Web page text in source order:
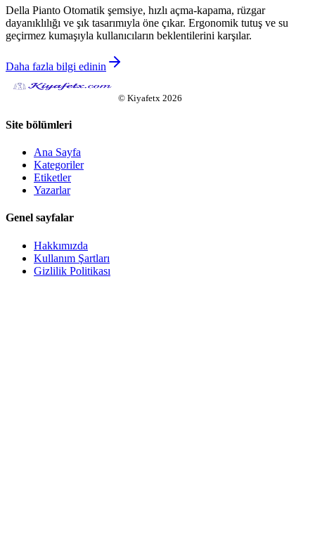
Della Pianto Otomatik şemsiye, hızlı açma-kapama, rüzgar
dayanıklılığı ve şık tasarımıyla öne çıkar. Ergonomik tutuş ve su
geçirmez kumaşıyla kullanıcıların beklentilerini karşılar.
Daha fazla bilgi edinin
© Kiyafetx 2026
Site bölümleri
Ana Sayfa
Kategoriler
Etiketler
Yazarlar
Genel sayfalar
Hakkımızda
Kullanım Şartları
Gizlilik Politikası